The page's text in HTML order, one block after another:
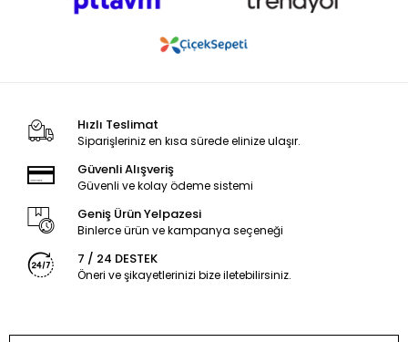
Hızlı Teslimat
Siparişleriniz en kısa sürede elinize ulaşır.
Güvenli Alışveriş
Güvenli ve kolay ödeme sistemi
Geniş Ürün Yelpazesi
Binlerce ürün ve kampanya seçeneği
7 / 24 DESTEK
Öneri ve şikayetlerinizi bize iletebilirsiniz.